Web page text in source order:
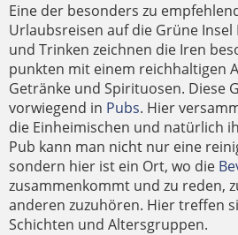
Eine der besonders zu
Urlaubsreisen auf die Grüne Insel
und Trinken zeichnen die Iren
punkten mit einem reichhaltigen
Getränke und Spirituosen. Diese
vorwiegend in Pubs. Hier
die Einheimischen und natürlich
Pub kann man nicht nur eine
sondern hier ist ein Ort, wo die
zusammenkommt und zu reden,
anderen zuzuhören. Hier treffen
Schichten und Altersgruppen.